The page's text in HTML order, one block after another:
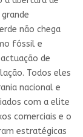
não chega
fóssil e
de
Todos eles
nacional e
com a elite
comerciais e o
estratégicas